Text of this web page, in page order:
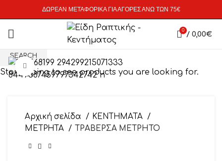
ΔΩΡΕΑΝ ΜΕΤΑΦΟΡΙΚΑ ΓΙΑ ΑΓΟΡΕΣ ΑΝΩ ΤΩΝ 75€
0 / 0,00€
Click to enlarge
Αρχική σελίδα
ΚΕΝΤΗΜΑΤΑ
ΜΕΤΡΗΤΑ
ΤΡΑΒΕΡΣΑ ΜΕΤΡΗΤΟ
SEARCH
Start typing to see products you are looking for.